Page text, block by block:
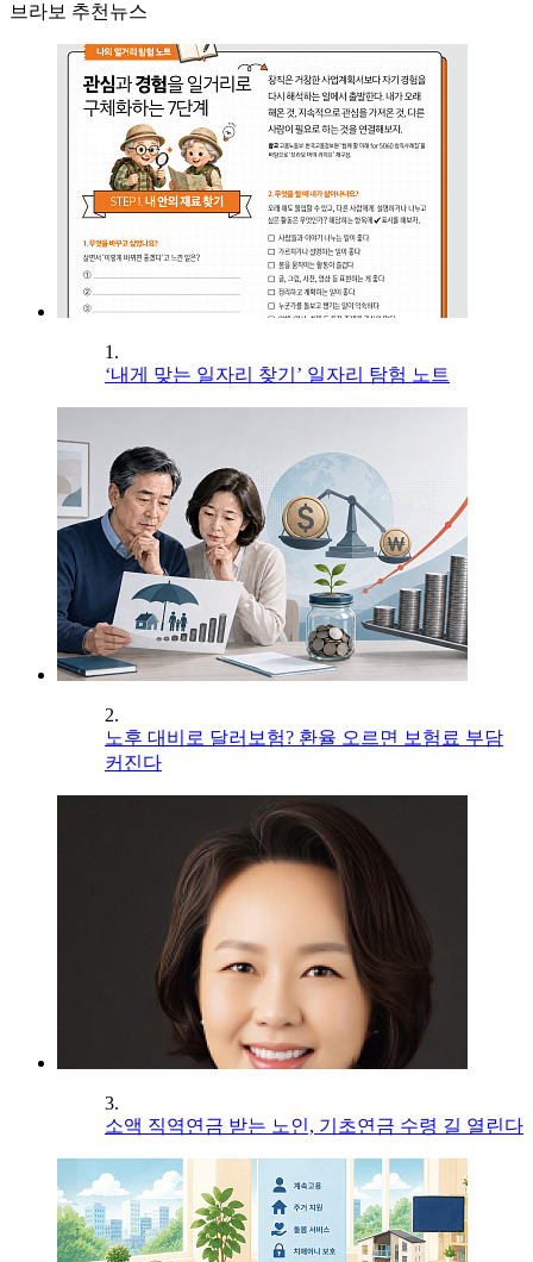
브라보 추천뉴스
1.
‘내게 맞는 일자리 찾기’ 일자리 탐험 노트
2.
노후 대비로 달러보험? 환율 오르면 보험료 부담
커진다
3.
소액 직역연금 받는 노인, 기초연금 수령 길 열린다